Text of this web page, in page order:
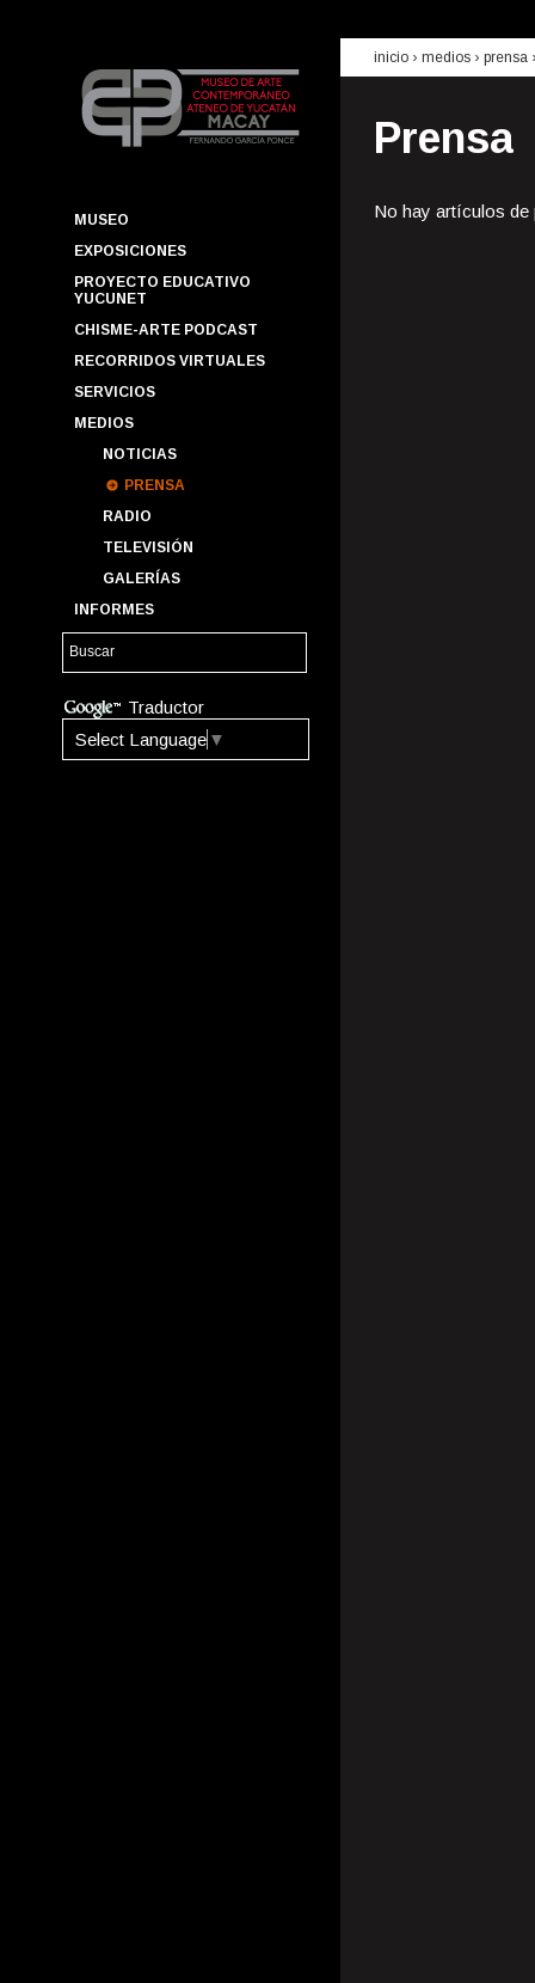
MUSEO
EXPOSICIONES
PROYECTO EDUCATIVO
YUCUNET
CHISME-ARTE PODCAST
RECORRIDOS VIRTUALES
SERVICIOS
MEDIOS
NOTICIAS
PRENSA
RADIO
TELEVISIÓN
GALERÍAS
INFORMES
Traductor
Select Language ▼
inicio › medios › prensa
Prensa
No hay artículos de